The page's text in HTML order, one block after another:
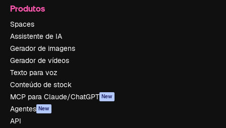
Produtos
Spaces
Assistente de IA
Gerador de imagens
Gerador de vídeos
Texto para voz
Conteúdo de stock
MCP para Claude/ChatGPT New
Agentes New
API